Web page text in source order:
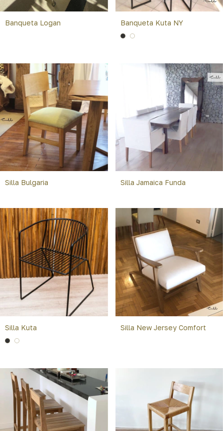
Banqueta Logan Banqueta Kuta NY
Silla Bulgaria Silla Jamaica Funda
Silla Kuta Silla New Jersey Comfort